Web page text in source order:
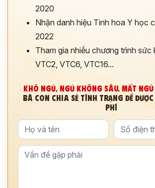
2020
Nhận danh hiệu Tinh hoa Y học
2022
Tham gia nhiều chương trình sức
VTC2, VTC6, VTC16...
KHÓ NGỦ, NGỦ KHÔNG SÂU, MẤT
BÀ CON CHIA SẺ TÌNH TRẠNG ĐỂ
PHÍ
ĐĂNG KÝ TƯ VẤN
THĂM KHÁM
CÙNG CHUYÊN GIA Y HỌC CỔ TRUYỀN